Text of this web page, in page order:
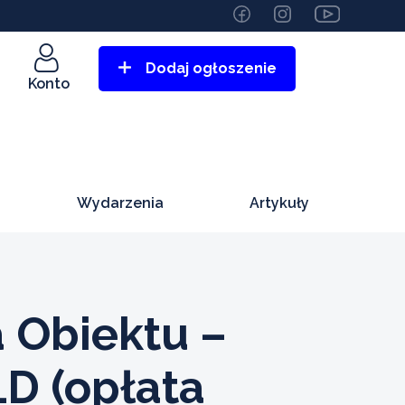
Konto
Dodaj ogłoszenie
Wydarzenia Artykuły
–
(opłata